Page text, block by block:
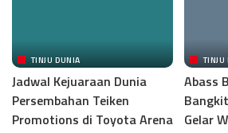
TINJU DUNIA
Jadwal Kejuaraan Dunia
Persembahan Teiken
Promotions di Toyota Arena
TINJU
Abass
Gelar